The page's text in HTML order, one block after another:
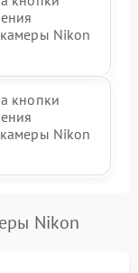
Nikon
кнопки
Nikon
Nikon